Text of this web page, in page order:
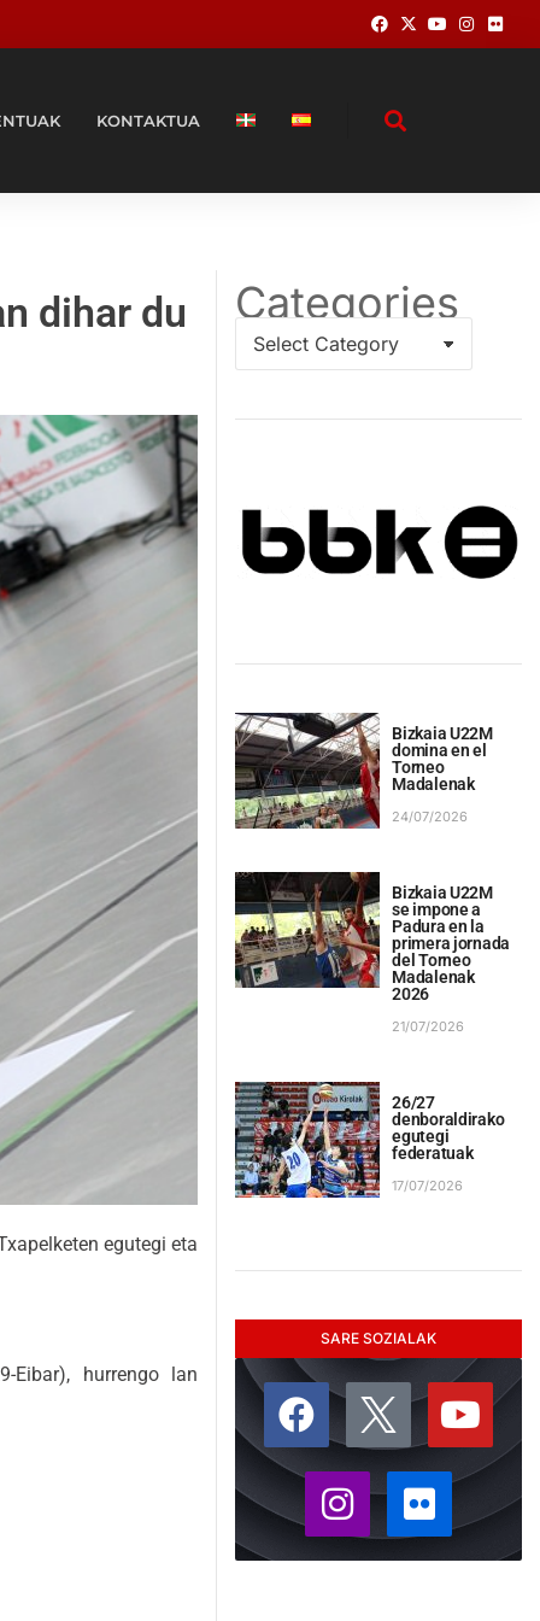
KONTAKTUA
dihar du
egutegi eta
Eibar), hurrengo lan
Categories
Bizkaia U22M
domina en el
Torneo
Madalenak
24/07/2026
Bizkaia U22M
se impone a
Padura en la
primera jornada
del Torneo
Madalenak
2026
21/07/2026
26/27
denboraldirako
egutegi
federatuak
17/07/2026
SARE SOZIALAK